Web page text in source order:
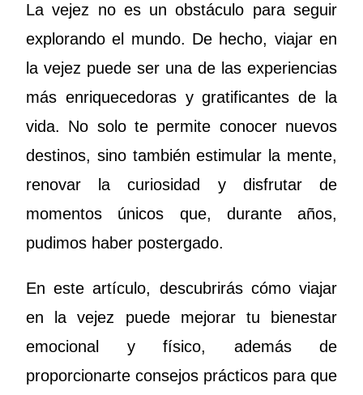
La vejez no es un obstáculo para seguir
explorando el mundo. De hecho, viajar en
la vejez puede ser una de las experiencias
más enriquecedoras y gratificantes de la
vida. No solo te permite conocer nuevos
destinos, sino también estimular la mente,
renovar la curiosidad y disfrutar de
momentos únicos que, durante años,
pudimos haber postergado.
En este artículo, descubrirás cómo viajar
en la vejez puede mejorar tu bienestar
emocional y físico, además de
proporcionarte consejos prácticos para que